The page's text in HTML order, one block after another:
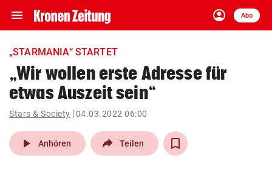
menu Navigation
ein-/ausklappen
account_circle
Anmelden
Abo
close Schließen
account_circle Anmelden
pin_drop
Wien arrow_right
„STARMANIA“ STARTET
„Wir wollen erste Adresse für
etwas Auszeit sein“
Stars & Society 04.03.2022 06:00
play_arrow Anhören Teilen